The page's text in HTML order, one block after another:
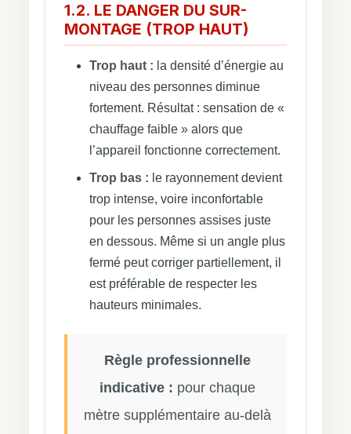
1.2. LE DANGER DU SUR-
MONTAGE (TROP HAUT)
Trop haut : la densité d’énergie au
niveau des personnes diminue
fortement. Résultat : sensation de «
chauffage faible » alors que
l’appareil fonctionne correctement.
Trop bas : le rayonnement devient
trop intense, voire inconfortable
pour les personnes assises juste
en dessous. Même si un angle plus
fermé peut corriger partiellement, il
est préférable de respecter les
hauteurs minimales.
Règle professionnelle
indicative : pour chaque
mètre supplémentaire au-delà